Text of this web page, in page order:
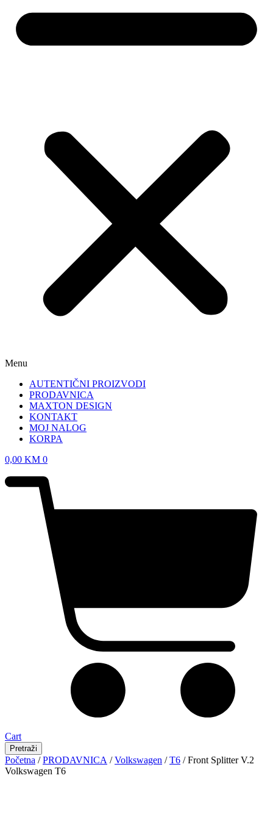
Menu
AUTENTIČNI PROIZVODI
PRODAVNICA
MAXTON DESIGN
KONTAKT
MOJ NALOG
KORPA
0,00 KM 0
Cart
Pretraži
Početna /PRODAVNICA /Volkswagen /T6 / Front Splitter V.2
Volkswagen T6